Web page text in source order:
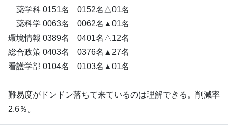
薬学科 0151名 0152名△01名
薬科学 0063名 0062名▲01名
環境情報 0389名 0401名△12名
総合政策 0403名 0376名▲27名
看護学部 0104名 0103名▲01名
難易度がドンドン落ちて来ているのは理解できる。削減率
2.6％。